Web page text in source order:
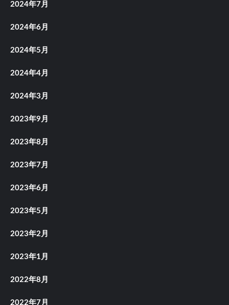
2024年7月
2024年6月
2024年5月
2024年4月
2024年3月
2023年9月
2023年8月
2023年7月
2023年6月
2023年5月
2023年2月
2023年1月
2022年8月
2022年7月